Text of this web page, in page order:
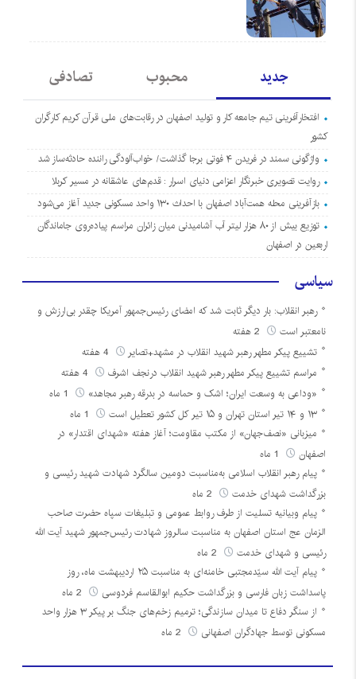
جدید محبوب تصادفی
افتخارآفرینی تیم جامعه کار و تولید اصفهان در رقابت‌های ملی قرآن کریم کارگران
کشور
واژگونی سمند در فریدن ۴ فوتی برجا گذاشت/ خواب‌آلودگی راننده حادثه‌ساز شد
روایت تصویری خبرنگار اعزامی دنیای اسرار : قدم‌های عاشقانه در مسیر کربلا
بازآفرینی محله همت‌آباد اصفهان با احداث ۱۳۰ واحد مسکونی جدید آغاز می‌شود
توزیع بیش از ۸۰ هزار لیتر آب آشامیدنی میان زائران مراسم پیاده‌روی جاماندگان
اربعین در اصفهان
سیاسی
رهبر انقلاب: بار دیگر ثابت شد که امضای رئیس‌جمهور آمریکا چقدر بی‌ارزش و
نامعتبر است
تشییع پیکر مطهر رهبر شهید انقلاب در مشهد+تصایر
مراسم تشییع پیکر مطهر رهبر شهید انقلاب درنجف اشرف
«وداعی به وسعت ایران؛ اشک و حماسه در بدرقه رهبر مجاهد»
۱۳ و ۱۴ تیر استان تهران و ۱۵ تیر کل کشور تعطیل است
میزبانی «نصف‌جهان» از مکتب مقاومت؛ آغاز هفته «شهدای اقتدار» در
اصفهان
پیام رهبر انقلاب اسلامی به‌مناسبت دومین سالگرد شهادت شهید رئیسی و
بزرگداشت شهدای خدمت
پیام وبیانیه تسلیت از طرف روابط عمومی و تبلیغات سپاه حضرت صاحب
الزمان عج استان اصفهان به مناسبت سالروز شهادت رئیس‌جمهور شهید آیت الله
رئیسی و شهدای خدمت
پیام آیت الله سیّدمجتبی خامنه‌ای به مناسبت ۲۵ اردیبهشت ماه، روز
پاسداشت زبان فارسی و بزرگداشت حکیم ابوالقاسم فردوسی
از سنگر دفاع تا میدان سازندگی؛ ترمیم زخم‌های جنگ بر پیکر ۳ هزار واحد
مسکونی توسط جهادگران اصفهانی